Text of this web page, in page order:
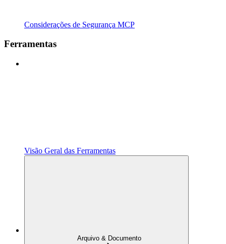
Considerações de Segurança MCP
Ferramentas
Visão Geral das Ferramentas
Arquivo & Documento